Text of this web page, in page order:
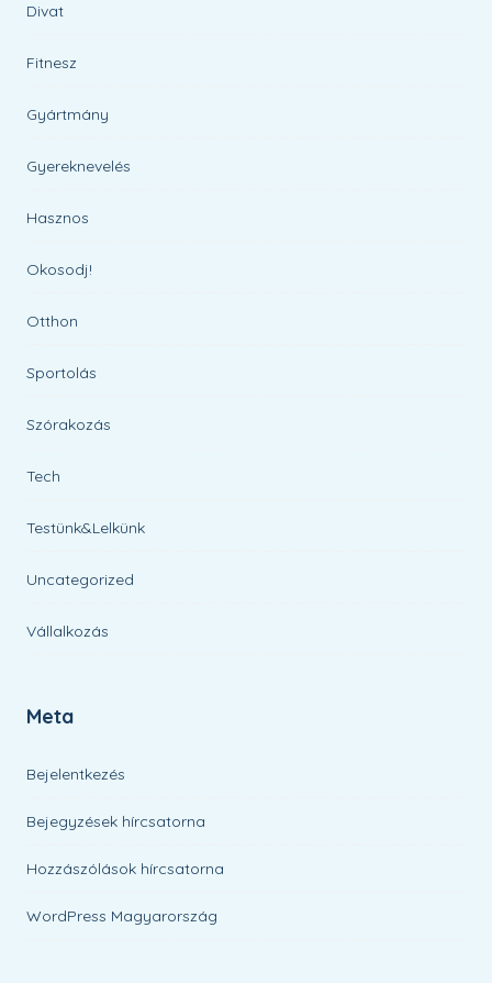
Divat
Fitnesz
Gyártmány
Gyereknevelés
Hasznos
Okosodj!
Otthon
Sportolás
Szórakozás
Tech
Testünk&Lelkünk
Uncategorized
Vállalkozás
Meta
Bejelentkezés
Bejegyzések hírcsatorna
Hozzászólások hírcsatorna
WordPress Magyarország